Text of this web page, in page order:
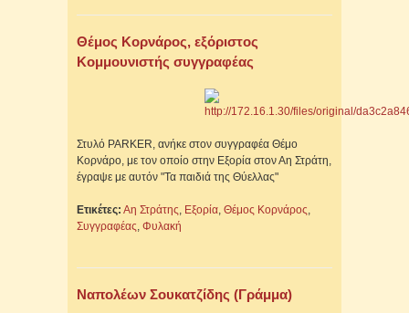
Θέμος Κορνάρος, εξόριστος
Κομμουνιστής συγγραφέας
Στυλό PARKER, ανήκε στον συγγραφέα Θέμο
Κορνάρο, με τον οποίο στην Εξορία στον Αη Στράτη,
έγραψε με αυτόν "Τα παιδιά της Θύελλας"
Ετικέτες: Αη Στράτης, Εξορία, Θέμος Κορνάρος,
Συγγραφέας, Φυλακή
Ναπολέων Σουκατζίδης (Γράμμα)